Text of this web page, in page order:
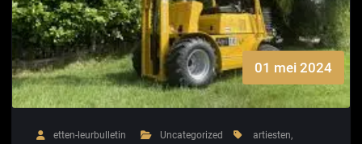
01 mei 2024
etten-leurbulletin Uncategorized artiesten,